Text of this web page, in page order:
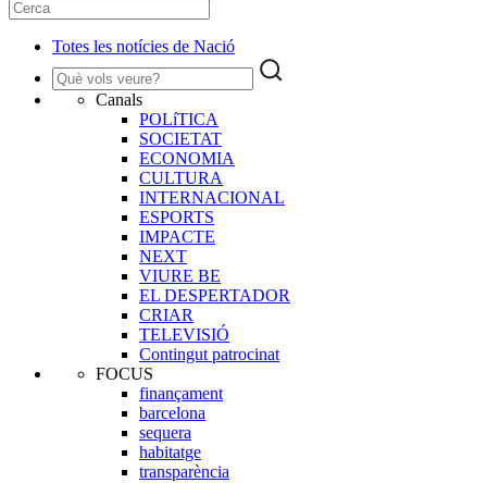
Totes les notícies de Nació
Canals
POLíTICA
SOCIETAT
ECONOMIA
CULTURA
INTERNACIONAL
ESPORTS
IMPACTE
NEXT
VIURE BE
EL DESPERTADOR
CRIAR
TELEVISIÓ
Contingut patrocinat
FOCUS
finançament
barcelona
sequera
habitatge
transparència